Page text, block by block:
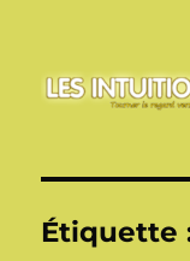
Étiquette